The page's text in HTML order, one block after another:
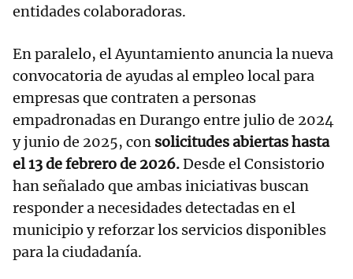
entidades colaboradoras.
En paralelo, el Ayuntamiento anuncia la nueva
convocatoria de ayudas al empleo local para
empresas que contraten a personas
empadronadas en Durango entre julio de 2024
y junio de 2025, con solicitudes abiertas hasta
el 13 de febrero de 2026.Desde el Consistorio
han señalado que ambas iniciativas buscan
responder a necesidades detectadas en el
municipio y reforzar los servicios disponibles
para la ciudadanía.